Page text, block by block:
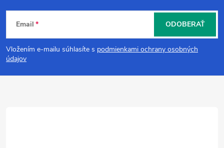
Z
á
p
Email
Vložením e-mailu súhlasíte s podmienkami ochrany osobných
údajov
ODOBERAŤ